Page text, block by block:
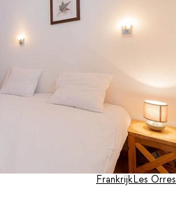
FrankrijkLes Orres